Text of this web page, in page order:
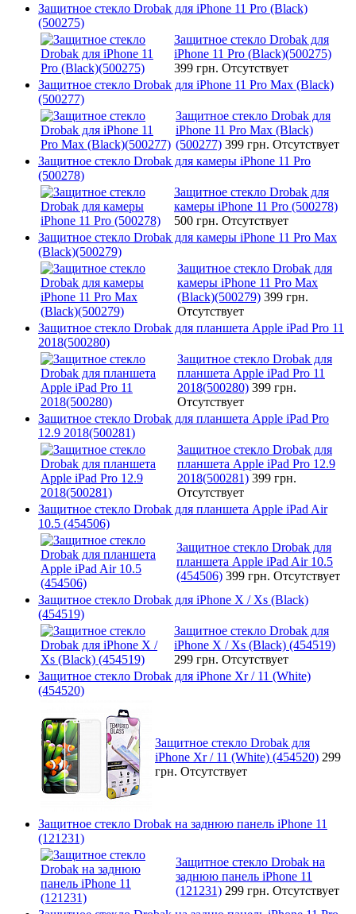
Защитное стекло Drobak для iPhone 11 Pro (Black)
(500275)
Защитное стекло Drobak для
iPhone 11 Pro (Black)(500275)
399 грн. Отсутствует
Защитное стекло Drobak для iPhone 11 Pro Max (Black)
(500277)
Защитное стекло Drobak для
iPhone 11 Pro Max (Black)
(500277) 399 грн. Отсутствует
Защитное стекло Drobak для камеры iPhone 11 Pro
(500278)
Защитное стекло Drobak для
камеры iPhone 11 Pro (500278)
500 грн. Отсутствует
Защитное стекло Drobak для камеры iPhone 11 Pro Max
(Black)(500279)
Защитное стекло Drobak для
камеры iPhone 11 Pro Max
(Black)(500279) 399 грн.
Отсутствует
Защитное стекло Drobak для планшета Apple iPad Pro 11
2018(500280)
Защитное стекло Drobak для
планшета Apple iPad Pro 11
2018(500280) 399 грн.
Отсутствует
Защитное стекло Drobak для планшета Apple iPad Pro
12.9 2018(500281)
Защитное стекло Drobak для
планшета Apple iPad Pro 12.9
2018(500281) 399 грн.
Отсутствует
Защитное стекло Drobak для планшета Apple iPad Air
10.5 (454506)
Защитное стекло Drobak для
планшета Apple iPad Air 10.5
(454506) 399 грн. Отсутствует
Защитное стекло Drobak для iPhone X / Xs (Black)
(454519)
Защитное стекло Drobak для
iPhone X / Xs (Black) (454519)
299 грн. Отсутствует
Защитное стекло Drobak для iPhone Xr / 11 (White)
(454520)
Защитное стекло Drobak для
iPhone Xr / 11 (White) (454520) 299
грн. Отсутствует
Защитное стекло Drobak на заднюю панель iPhone 11
(121231)
Защитное стекло Drobak на
заднюю панель iPhone 11
(121231) 299 грн. Отсутствует